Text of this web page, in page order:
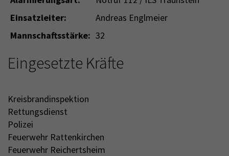
Einsatzleiter:
Andreas Englmeier
Mannschaftsstärke: 32
Eingesetzte Kräfte
Kreisbrandinspektion
Rettungsdienst
Polizei
Feuerwehr Rattenkirchen
Feuerwehr Reichertsheim